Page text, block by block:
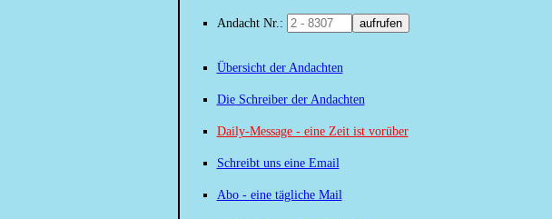
Andacht Nr.: aufrufen
Übersicht der Andachten
Die Schreiber der Andachten
Daily-Message - eine Zeit ist vorüber
Schreibt uns eine Email
Abo - eine tägliche Mail